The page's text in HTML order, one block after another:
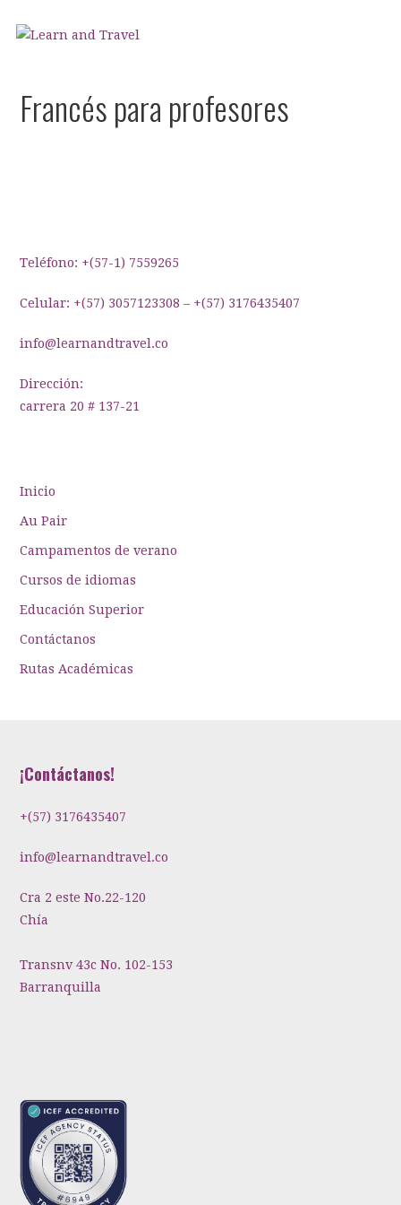
Francés para profesores
Teléfono: +(57-1) 7559265
Celular: +(57) 3057123308 – +(57) 3176435407
info@learnandtravel.co
Dirección:
carrera 20 # 137-21
Inicio
Au Pair
Campamentos de verano
Cursos de idiomas
Educación Superior
Contáctanos
Rutas Académicas
¡Contáctanos!
+(57) 3176435407
info@learnandtravel.co
Cra 2 este No.22-120
Chía
Transnv 43c No. 102-153
Barranquilla